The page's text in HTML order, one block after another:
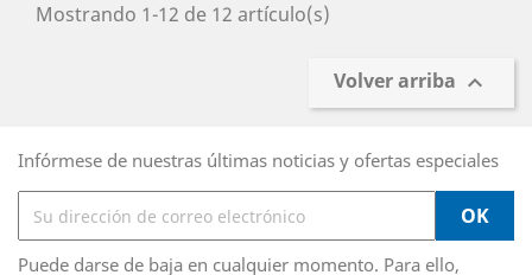
Mostrando 1-12 de 12 artículo(s)
Volver arriba 
Infórmese de nuestras últimas noticias y ofertas especiales
Puede darse de baja en cualquier momento. Para ello,